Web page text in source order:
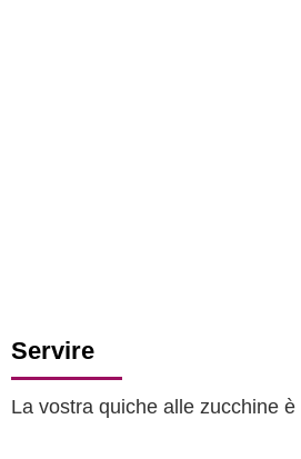
Servire
La vostra quiche alle zucchine è